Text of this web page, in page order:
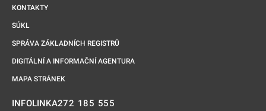
KONTAKTY
SÚKL
SPRÁVA ZÁKLADNÍCH REGISTRŮ
DIGITÁLNÍ A INFORMAČNÍ AGENTURA
MAPA STRÁNEK
INFOLINKA272 185 555